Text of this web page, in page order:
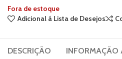
Fora de estoque
Adicional á Lista de Desejos
DESCRIÇÃO INFORMAÇÃO